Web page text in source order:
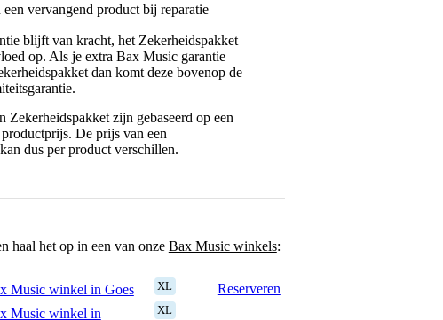
vervangend product bij reparatie
blijft van kracht, het Zekerheidspakket
op. Als je extra Bax Music garantie
dan komt deze bovenop de
Zekerheidspakket zijn gebaseerd op een
De prijs van een
dus per product verschillen.
haal het op in een van onze Bax Music winkels:
Music winkel in Goes XL
Reserveren
Music winkel in
XL